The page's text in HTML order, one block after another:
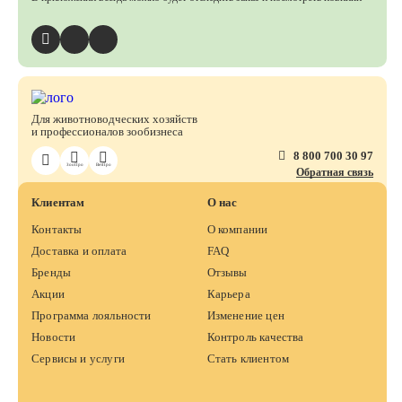
ЗооПро ВетПро
Для животноводческих хозяйств
и профессионалов зообизнеса
8 800 700 30 97
Обратная связь
Клиентам
Контакты
Доставка и оплата
Бренды
Акции
Программа лояльности
Новости
Сервисы и услуги
О нас
О компании
FAQ
Отзывы
Карьера
Изменение цен
Контроль качества
Стать клиентом